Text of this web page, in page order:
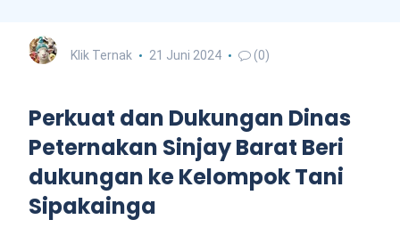
Klik Ternak 21 Juni 2024 (0)
Perkuat dan Dukungan Dinas
Peternakan Sinjay Barat Beri
dukungan ke Kelompok Tani
Sipakainga